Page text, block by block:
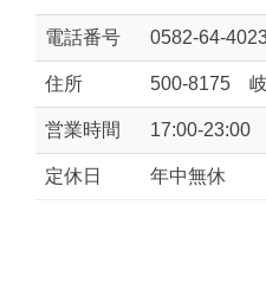
電話番号 0582-64-
住所 500-8175 岐
営業時間 17:00-23:00
定休日 年中無休